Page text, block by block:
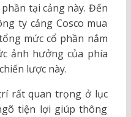
tại cảng này. Đến
ty cảng Cosco mua
mức cổ phần nắm
ảnh hưởng của phía
lược này.
rất quan trọng ở lục
tiện lợi giúp thông